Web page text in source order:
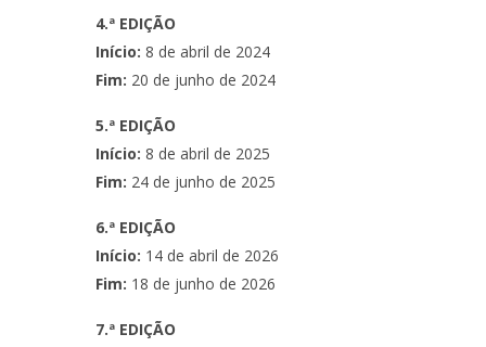
4.ª EDIÇÃO
Início: 8 de abril de 2024
Fim: 20 de junho de 2024
5.ª EDIÇÃO
Início: 8 de abril de 2025
Fim: 24 de junho de 2025
6.ª EDIÇÃO
Início: 14 de abril de 2026
Fim: 18 de junho de 2026
7.ª EDIÇÃO